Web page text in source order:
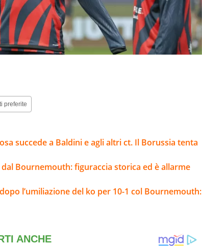
preferite
succede a Baldini e agli altri ct. Il Borussia tenta
dal Bournemouth: figuraccia storica ed è allarme
l’umiliazione del ko per 10-1 col Bournemouth: